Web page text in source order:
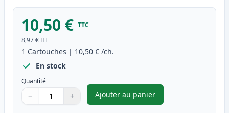
10,50 € TTC
8,97 € HT
1 Cartouches | 10,50 € /ch.
En stock
Quantité
Quantité
Utilisez les boutons pour ajuster
− +
Quantité
Ajouter au panier
,Canon CLI-581XXL